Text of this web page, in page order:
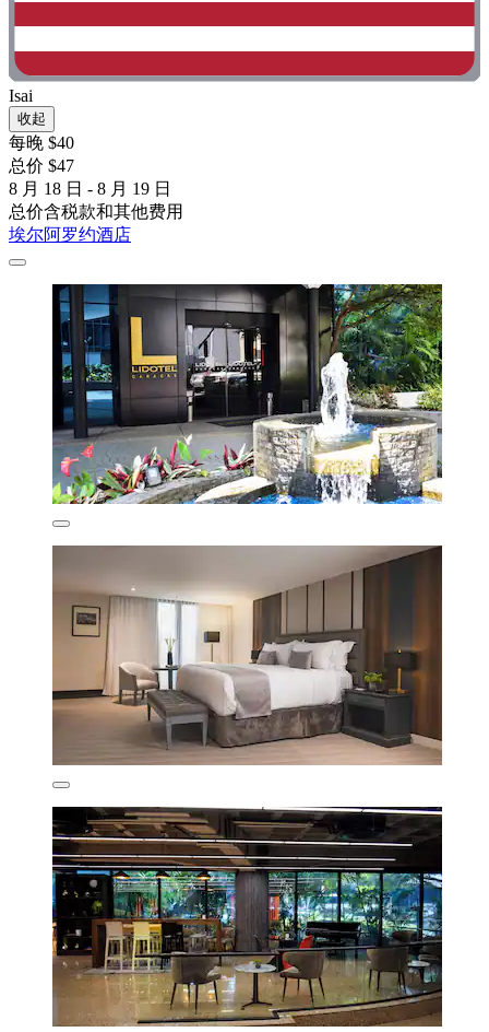
Isai
收起
每晚 $40
总价 $47
8 月 18 日 - 8 月 19 日
总价含税款和其他费用
埃尔阿罗约酒店